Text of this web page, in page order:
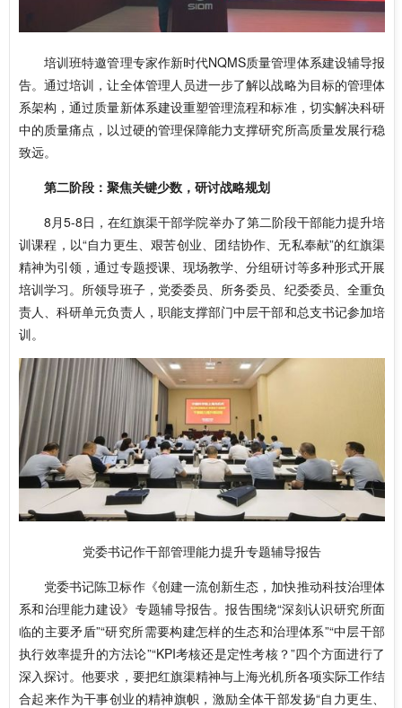
培训班特邀管理专家作新时代NQMS质量管理体系建设辅导报
告。通过培训，让全体管理人员进一步了解以战略为目标的管理体
系架构，通过质量新体系建设重塑管理流程和标准，切实解决科研
中的质量痛点，以过硬的管理保障能力支撑研究所高质量发展行稳
致远。
第二阶段：聚焦关键少数，研讨战略规划
8月5-8日，在红旗渠干部学院举办了第二阶段干部能力提升培
训课程，以“自力更生、艰苦创业、团结协作、无私奉献”的红旗渠
精神为引领，通过专题授课、现场教学、分组研讨等多种形式开展
培训学习。所领导班子，党委委员、所务委员、纪委委员、全重负
责人、科研单元负责人，职能支撑部门中层干部和总支书记参加培
训。
党委书记作干部管理能力提升专题辅导报告
党委书记陈卫标作《创建一流创新生态，加快推动科技治理体
系和治理能力建设》专题辅导报告。报告围绕“深刻认识研究所面
临的主要矛盾”“研究所需要构建怎样的生态和治理体系”“中层干部
执行效率提升的方法论”“KPI考核还是定性考核？”四个方面进行了
深入探讨。他要求，要把红旗渠精神与上海光机所各项实际工作结
合起来作为干事创业的精神旗帜，激励全体干部发扬“自力更生、